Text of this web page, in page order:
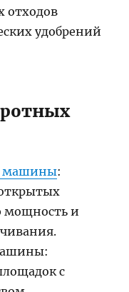
отходов
удобрений
машины:
мощность и
с